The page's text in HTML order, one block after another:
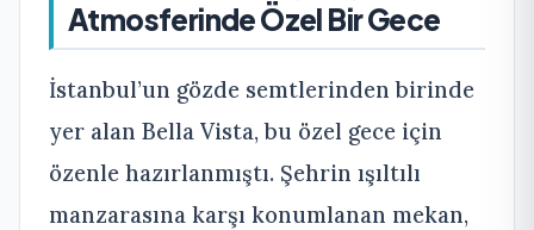
Atmosferinde Özel Bir Gece
İstanbul’un gözde semtlerinden birinde
yer alan Bella Vista, bu özel gece için
özenle hazırlanmıştı. Şehrin ışıltılı
manzarasına karşı konumlanan mekan,